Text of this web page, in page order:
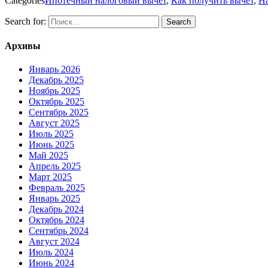
Search for:
Архивы
Январь 2026
Декабрь 2025
Ноябрь 2025
Октябрь 2025
Сентябрь 2025
Август 2025
Июль 2025
Июнь 2025
Май 2025
Апрель 2025
Март 2025
Февраль 2025
Январь 2025
Декабрь 2024
Октябрь 2024
Сентябрь 2024
Август 2024
Июль 2024
Июнь 2024